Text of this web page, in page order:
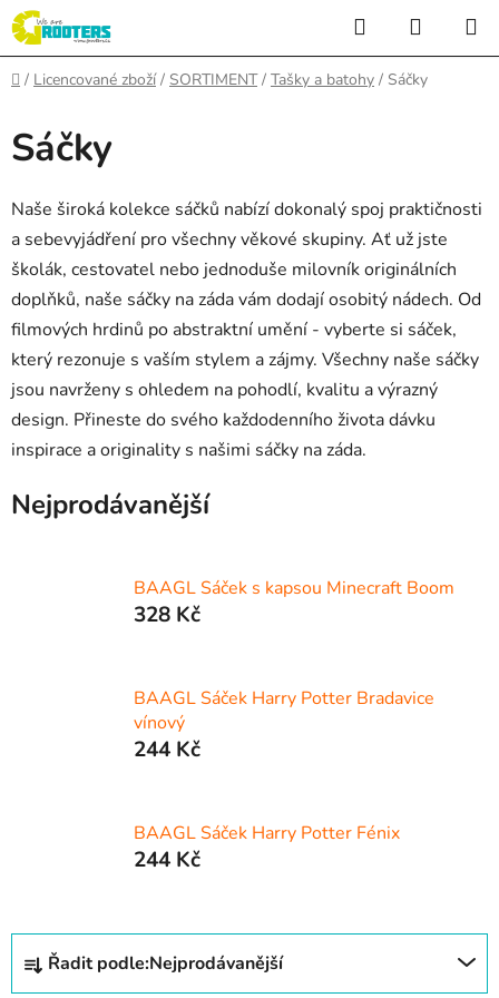
Přejít
na
obsah
Hledat
KOŠÍK
Domů
/ Licencované zboží / SORTIMENT / Tašky a batohy / Sáčky
Sáčky
Naše široká kolekce sáčků nabízí dokonalý spoj praktičnosti
a sebevyjádření pro všechny věkové skupiny. Ať už jste
školák, cestovatel nebo jednoduše milovník originálních
doplňků, naše sáčky na záda vám dodají osobitý nádech. Od
filmových hrdinů po abstraktní umění - vyberte si sáček,
který rezonuje s vaším stylem a zájmy. Všechny naše sáčky
jsou navrženy s ohledem na pohodlí, kvalitu a výrazný
design. Přineste do svého každodenního života dávku
inspirace a originality s našimi sáčky na záda.
Nejprodávanější
BAAGL Sáček s kapsou Minecraft Boom
328 Kč
BAAGL Sáček Harry Potter Bradavice
vínový
244 Kč
BAAGL Sáček Harry Potter Fénix
244 Kč
Ř
Řadit podle:Nejprodávanější